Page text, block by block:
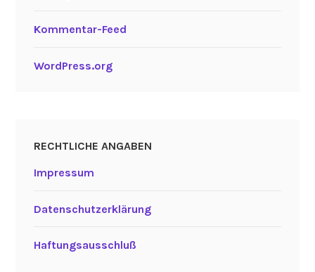
Kommentar-Feed
WordPress.org
RECHTLICHE ANGABEN
Impressum
Datenschutzerklärung
Haftungsausschluß